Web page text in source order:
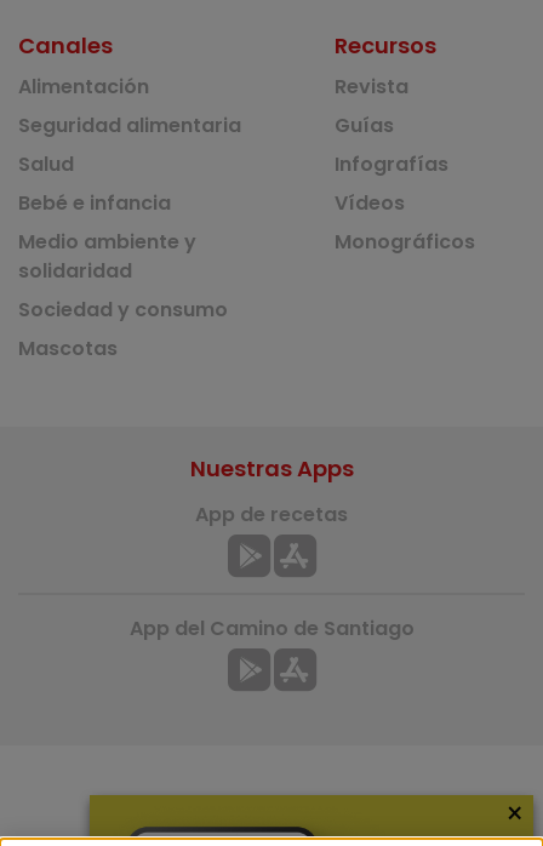
Canales
Alimentación
Seguridad alimentaria
Salud
Bebé e infancia
Medio ambiente y
solidaridad
Sociedad y consumo
Mascotas
Recursos
Revista
Guías
Infografías
Vídeos
Monográficos
Nuestras Apps
App de recetas
App del Camino de Santiago
×